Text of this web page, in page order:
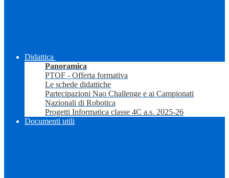
Didattica
Panoramica
PTOF - Offerta formativa
Le schede didattiche
Partecipazioni Nao Challenge e ai Campionati
Nazionali di Robotica
Progetti Informatica classe 4C a.s. 2025-26
Documenti utili